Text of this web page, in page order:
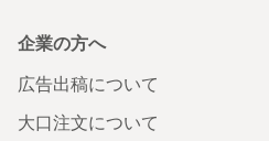
企業の方へ
広告出稿について
大口注文について